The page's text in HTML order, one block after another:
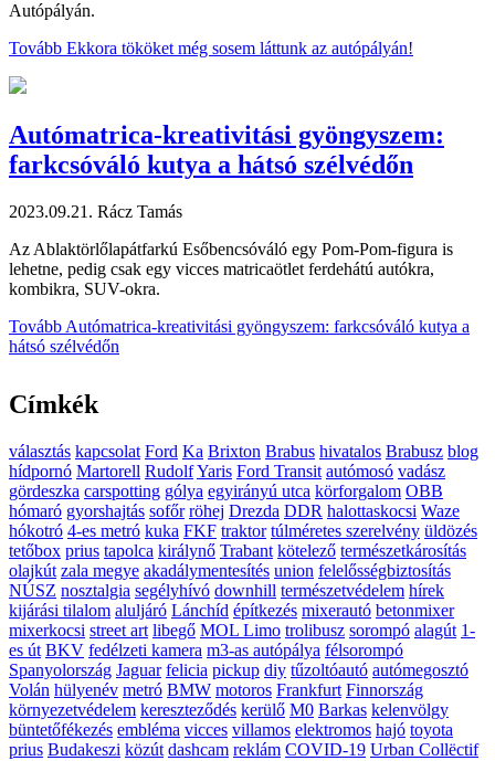
Autópályán.
Tovább Ekkora tököket még sosem láttunk az autópályán!
Autómatrica-kreativitási gyöngyszem:
farkcsóváló kutya a hátsó szélvédőn
2023.09.21. Rácz Tamás
Az Ablaktörlőlapátfarkú Esőbencsóváló egy Pom-Pom-figura is
lehetne, pedig csak egy vicces matricaötlet ferdehátú autókra,
kombikra, SUV-okra.
Tovább Autómatrica-kreativitási gyöngyszem: farkcsóváló kutya a
hátsó szélvédőn
Címkék
választás kapcsolat Ford Ka Brixton Brabus hivatalos Brabusz blog
hídpornó Martorell RudolfYaris Ford Transit autómosó vadász
gördeszka carspotting gólya egyirányú utca körforgalom OBB
hómaró gyorshajtás sofőr röhej Drezda DDR halottaskocsi Waze
hókotró 4-es metró kuka FKF traktor túlméretes szerelvény üldözés
tetőbox prius tapolca királynő Trabant kötelező természetkárosítás
olajkút zala megye akadálymentesítés union felelősségbiztosítás
NÚSZ nosztalgia segélyhívó downhill természetvédelem hírek
kijárási tilalom aluljáró Lánchíd építkezés mixerautó betonmixer
mixerkocsi street art libegő MOL Limo trolibusz sorompó alagút 1-
es út BKV fedélzeti kamera m3-as autópálya félsorompó
Spanyolország Jaguar felicia pickup diy tűzoltóautó autómegosztó
Volán hülyenév metró BMW motoros Frankfurt Finnország
környezetvédelem kereszteződés kerülő M0 Barkas kelenvölgy
büntetőfékezés embléma vicces villamos elektromos hajó toyota
prius Budakeszi közút dashcam reklám COVID-19 Urban Collëctif